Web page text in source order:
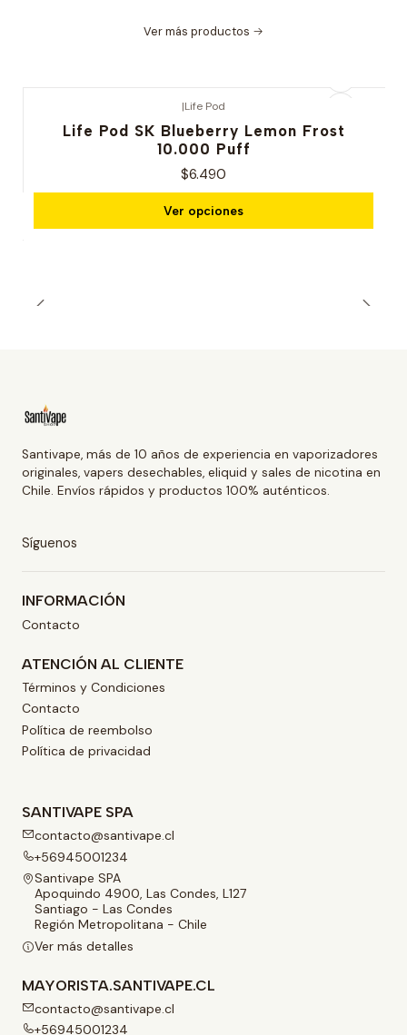
Ver más productos
|Life Pod
Life Pod SK Blueberry Lemon Frost
10.000 Puff
$6.490
Ver opciones
Santivape, más de 10 años de experiencia en vaporizadores
originales, vapers desechables, eliquid y sales de nicotina en
Chile. Envíos rápidos y productos 100% auténticos.
Síguenos
INFORMACIÓN
Contacto
ATENCIÓN AL CLIENTE
Términos y Condiciones
Contacto
Política de reembolso
Política de privacidad
SANTIVAPE SPA
contacto@santivape.cl
+56945001234
Santivape SPA
Apoquindo 4900, Las Condes, L127
Santiago - Las Condes
Región Metropolitana - Chile
Ver más detalles
MAYORISTA.SANTIVAPE.CL
contacto@santivape.cl
+56945001234